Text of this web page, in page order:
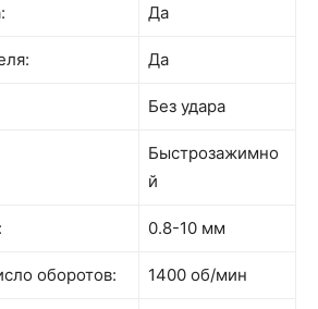
Да
Да
Без удара
Быстрозажимно
й
0.8-10 мм
оборотов: 1400 об/мин